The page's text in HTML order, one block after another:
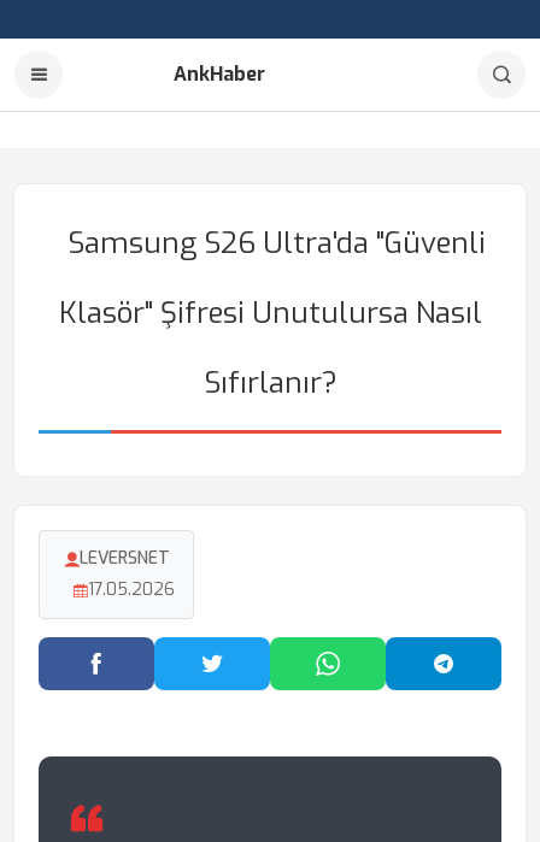
AnkHaber
Samsung S26 Ultra'da "Güvenli
Klasör" Şifresi Unutulursa Nasıl
Sıfırlanır?
LEVERSNET
17.05.2026
Facebook'ta PaylaşTwitter'da PaylaşWhatsApp'ta Paylaş